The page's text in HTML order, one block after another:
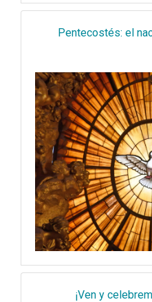
Pentecostés: el
¡Ven y